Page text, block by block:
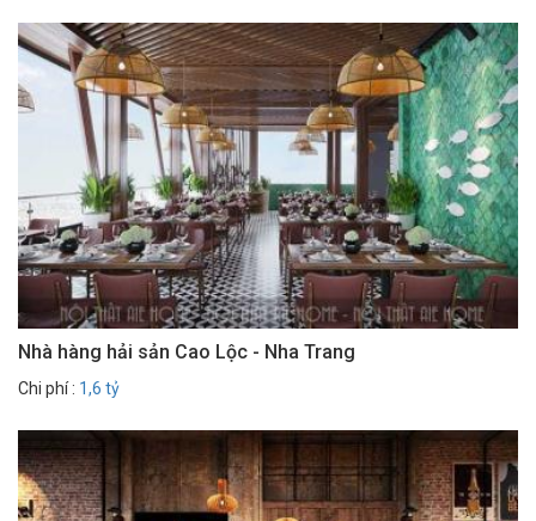
Nhà hàng hải sản Cao Lộc - Nha Trang
Chi phí : 1,6 tỷ